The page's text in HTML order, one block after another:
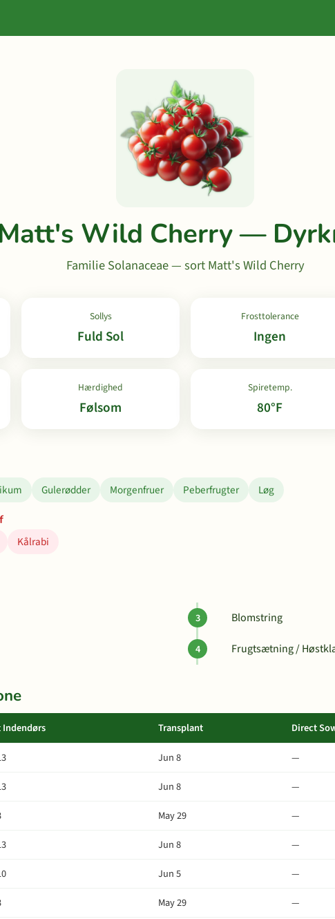
Wild Cherry —
Familie Solanaceae — sort Matt's Wild Cherry
Sollys
Fuld Sol
Frosttolerance
Ingen
Hærdighed
Følsom
Spiretemp.
80°F
Gulerødder Morgenfruer Peberfrugter
Løg
Kålrabi
Blomstring
Frugtsætning /
Indendørs Transplant Direct
Jun 8 —
Jun 8 —
May 29 —
Jun 8 —
Jun 5 —
May 29 —